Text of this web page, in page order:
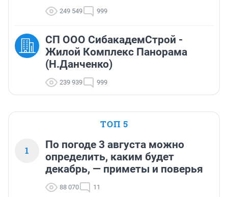
249 549 999
СП ООО СибакадемСтрой -
Жилой Комплекс Панорама
(Н.Данченко)
239 939 999
ТОП 5
1
По погоде 3 августа можно
определить, каким будет
декабрь, — приметы и поверья
88 070 11